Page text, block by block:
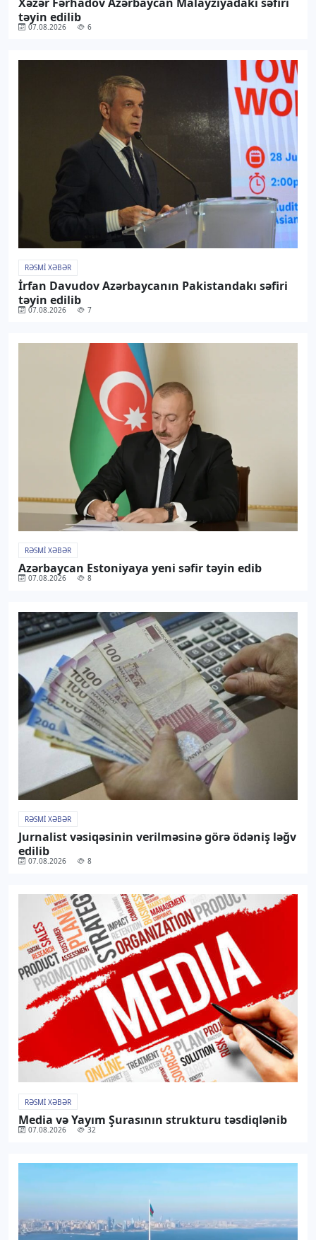
təyin edilib
07.08.2026 6
RƏSMI XƏBƏR
İrfan Davudov Azərbaycanın Pakistandakı səfiri
təyin edilib
07.08.2026 7
RƏSMI XƏBƏR
Azərbaycan Estoniyaya yeni səfir təyin edib
07.08.2026 8
RƏSMI XƏBƏR
Jurnalist vəsiqəsinin verilməsinə görə ödəniş ləğv
edilib
07.08.2026 8
RƏSMI XƏBƏR
Media və Yayım Şurasının strukturu təsdiqlənib
07.08.2026 32